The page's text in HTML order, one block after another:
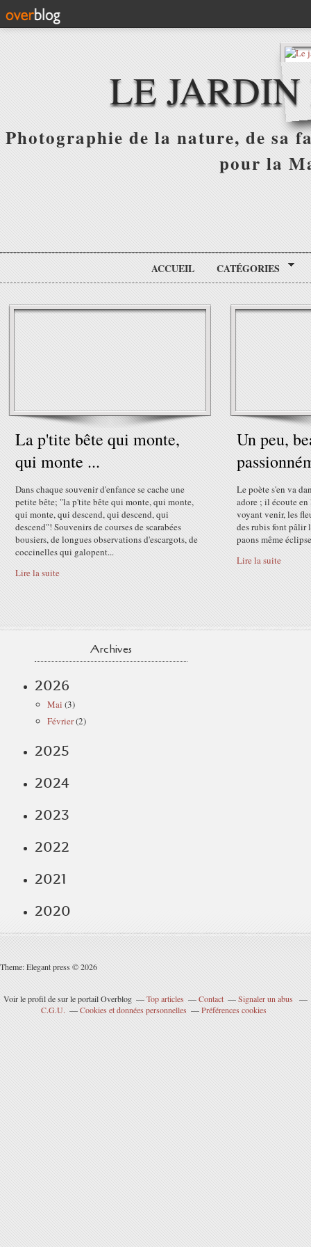
LE
Photographie de la nature, de sa
pour la
ACCUEIL CATÉGORIES
La p'tite bête qui monte,
qui monte ...
Dans chaque souvenir d'enfance se cache une
petite bête; "la p'tite bête qui monte, qui monte,
qui monte, qui descend, qui descend, qui
descend"! Souvenirs de courses de scarabées
bousiers, de longues observations d'escargots, de
coccinelles qui galopent...
Lire la suite
Un peu,
Le poète s'en va
adore ; il écoute
voyant venir, les
des rubis font pâlir
paons même
Lire la suite
Archives
2026
Mai (3)
Février(2)
2025
2024
2023
2022
2021
2020
Theme: Elegant press © 2026
Voir le profil desur le portail Overblog Top articles Contact
Signaler un abus
C.G.U.
Cookies et données personnelles Préférences cookies